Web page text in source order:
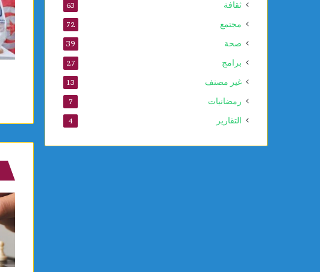
ثقافة 63
مجتمع 72
صحة 39
برامج 27
غير مصنف 13
رمضانيات 7
التقارير 4